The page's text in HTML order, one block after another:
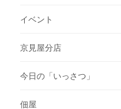
イベント
京見屋分店
今日の「いっさつ」
佃屋